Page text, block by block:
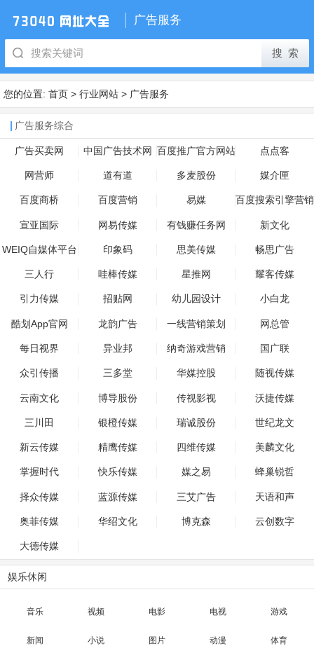
广告服务
您的位置: 首页 > 行业网站 > 广告服务
广告服务综合
广告买卖网 中国广告技术网 百度推广官方网站 点点客
网营师 道有道 多麦股份 媒介匣
百度商桥 百度营销 易媒 百度搜索引擎营销
平台
宣亚国际 网易传媒 有钱赚任务网 新文化
WEIQ自媒体平台 印象码 思美传媒 畅思广告
三人行 哇棒传媒 星推网 耀客传媒
引力传媒 招贴网 幼儿园设计 小白龙
酷划App官网 龙韵广告 一线营销策划 网总管
每日视界 异业邦 纳奇游戏营销 国广联
众引传播 三多堂 华媒控股 随视传媒
云南文化 博导股份 传视影视 沃捷传媒
三川田 银橙传媒 瑞诚股份 世纪龙文
新云传媒 精鹰传媒 四维传媒 美麟文化
掌握时代 快乐传媒 媒之易 蜂巢锐哲
择众传媒 蓝源传媒 三艾广告 天语和声
奥菲传媒 华绍文化 博克森 云创数字
大德传媒
娱乐休闲
音乐 视频 电影 电视 游戏
新闻 小说 图片 动漫 体育